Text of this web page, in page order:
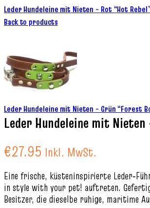
Leder Hundeleine mit Nieten – Rot “Hot
Back to products
Leder Hundeleine mit Nieten – Grün “Forest
Leder Hundeleine mit Nieten
€27.95 Inkl. MwSt.
Eine frische, küsteninspirierte
in style with your pet! auftreten.
Besitzer, die dieselbe ruhige, maritime